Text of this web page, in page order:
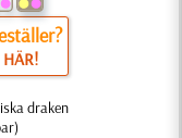
draken